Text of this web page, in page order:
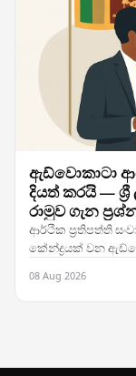
ඇඩ්වොකාටා
දියත් කරයි —
රාමුව ගැන
ආර්ථික ප්‍රතිපත්ති
කේන්ද්‍රයක් වන
08 Aug 2026